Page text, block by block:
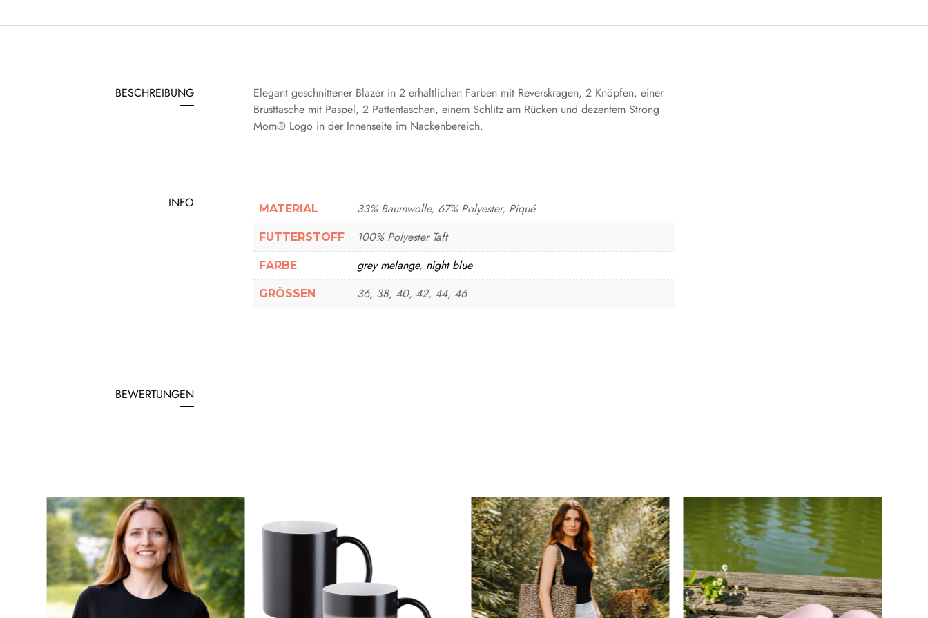
BESCHREIBUNG
Elegant geschnittener Blazer in 2 erhältlichen Farben mit Reverskragen, 2 Knöpfen, einer
Brusttasche mit Paspel, 2 Pattentaschen, einem Schlitz am Rücken und dezentem Strong
Mom® Logo in der Innenseite im Nackenbereich.
INFO MATERIAL 33% Baumwolle, 67% Polyester, Piqué
FUTTERSTOFF 100% Polyester Taft
FARBE grey melange, night blue
GRÖSSEN 36, 38, 40, 42, 44, 46
BEWERTUNGEN